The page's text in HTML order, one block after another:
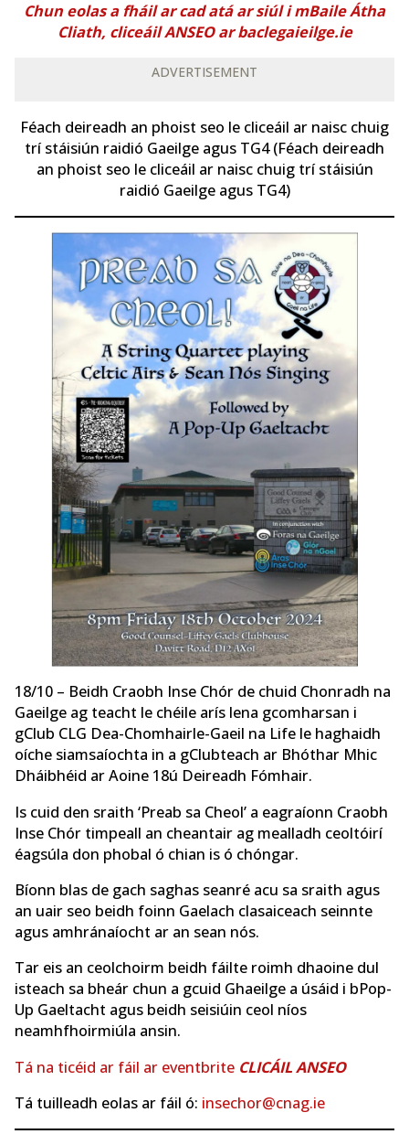
Chun eolas a fháil ar cad atá ar siúl i mBaile Átha
Cliath, cliceáil ANSEO ar baclegaieilge.ie
ADVERTISEMENT
Féach deireadh an phoist seo le cliceáil ar naisc chuig
trí stáisiún raidió Gaeilge agus TG4 (Féach deireadh
an phoist seo le cliceáil ar naisc chuig trí stáisiún
raidió Gaeilge agus TG4)
18/10 – Beidh Craobh Inse Chór de chuid Chonradh na
Gaeilge ag teacht le chéile arís lena gcomharsan i
gClub CLG Dea-Chomhairle-Gaeil na Life le haghaidh
oíche siamsaíochta in a gClubteach ar Bhóthar Mhic
Dháibhéid ar Aoine 18ú Deireadh Fómhair.
Is cuid den sraith ‘Preab sa Cheol’ a eagraíonn Craobh
Inse Chór timpeall an cheantair ag mealladh ceoltóirí
éagsúla don phobal ó chian is ó chóngar.
Bíonn blas de gach saghas seanré acu sa sraith agus
an uair seo beidh foinn Gaelach clasaiceach seinnte
agus amhránaíocht ar an sean nós.
Tar eis an ceolchoirm beidh fáilte roimh dhaoine dul
isteach sa bheár chun a gcuid Ghaeilge a úsáid i bPop-
Up Gaeltacht agus beidh seisiúin ceol níos
neamhfhoirmiúla ansin.
Tá na ticéid ar fáil ar eventbrite CLICÁIL ANSEO
Tá tuilleadh eolas ar fáil ó: insechor@cnag.ie